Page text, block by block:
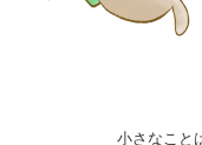
小さなこと